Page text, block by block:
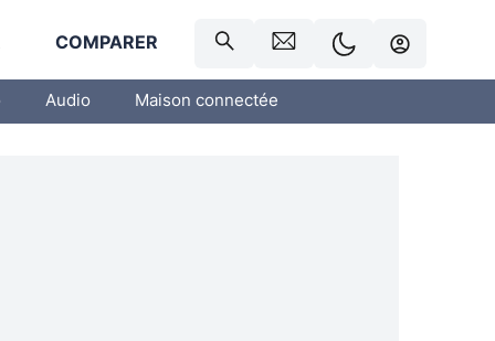
COMPARER
Audio Maison connectée